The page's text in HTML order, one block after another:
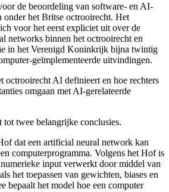
de beoordeling van software- en AI-
onder het Britse octrooirecht. Het
voor het eerst expliciet uit over de
networks binnen het octrooirecht en
in het Verenigd Koninkrijk bijna twintig
geïmplementeerde uitvindingen.
octrooirecht AI definieert en hoe rechters
omgaan met AI-gerelateerde
twee belangrijke conclusies.
dat een artificial neural network kan
computerprogramma. Volgens het Hof is
input verwerkt door middel van
het toepassen van gewichten, biases en
bepaalt het model hoe een computer